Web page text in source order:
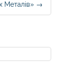
Металів» →